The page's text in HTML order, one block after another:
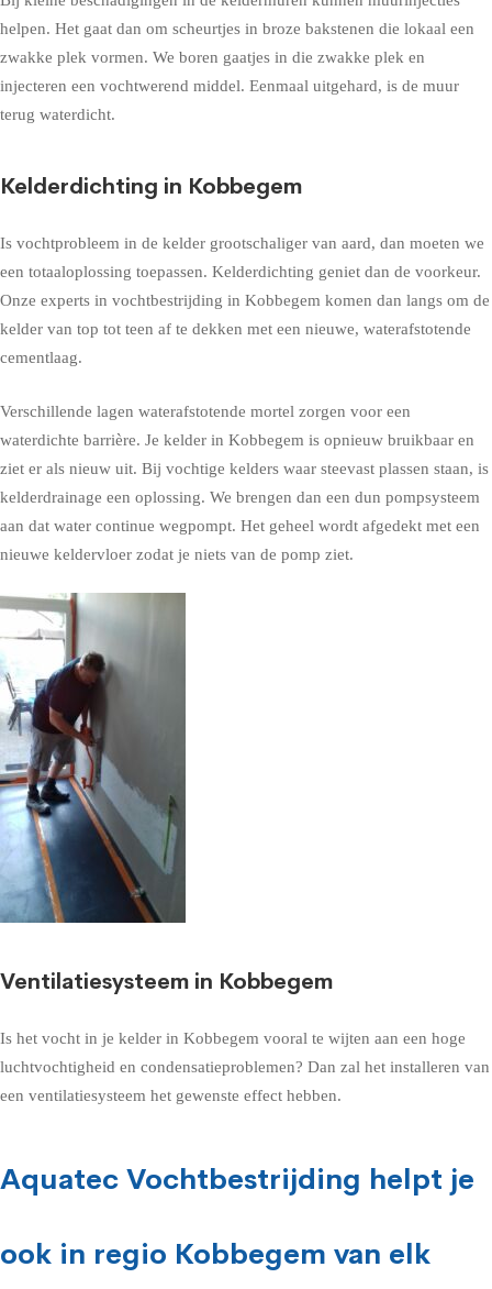
helpen. Het gaat dan om scheurtjes in broze bakstenen die lokaal een
zwakke plek vormen. We boren gaatjes in die zwakke plek en
injecteren een vochtwerend middel. Eenmaal uitgehard, is de muur
terug waterdicht.
Kelderdichting in Kobbegem
Is vochtprobleem in de kelder grootschaliger van aard, dan moeten we
een totaaloplossing toepassen. Kelderdichting geniet dan de voorkeur.
Onze experts in vochtbestrijding in Kobbegem komen dan langs om de
kelder van top tot teen af te dekken met een nieuwe, waterafstotende
cementlaag.
Verschillende lagen waterafstotende mortel zorgen voor een
waterdichte barrière. Je kelder in Kobbegem is opnieuw bruikbaar en
ziet er als nieuw uit. Bij vochtige kelders waar steevast plassen staan, is
kelderdrainage een oplossing. We brengen dan een dun pompsysteem
aan dat water continue wegpompt. Het geheel wordt afgedekt met een
nieuwe keldervloer zodat je niets van de pomp ziet.
Ventilatiesysteem in Kobbegem
Is het vocht in je kelder in Kobbegem vooral te wijten aan een hoge
luchtvochtigheid en condensatieproblemen? Dan zal het installeren van
een ventilatiesysteem het gewenste effect hebben.
Aquatec Vochtbestrijding helpt je
ook in regio Kobbegem van elk